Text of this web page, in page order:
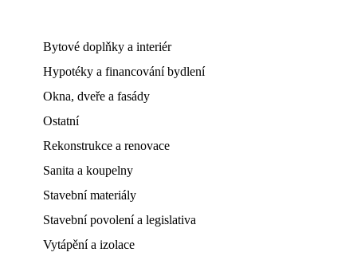
Bytové doplňky a interiér
Hypotéky a financování bydlení
Okna, dveře a fasády
Ostatní
Rekonstrukce a renovace
Sanita a koupelny
Stavební materiály
Stavební povolení a legislativa
Vytápění a izolace